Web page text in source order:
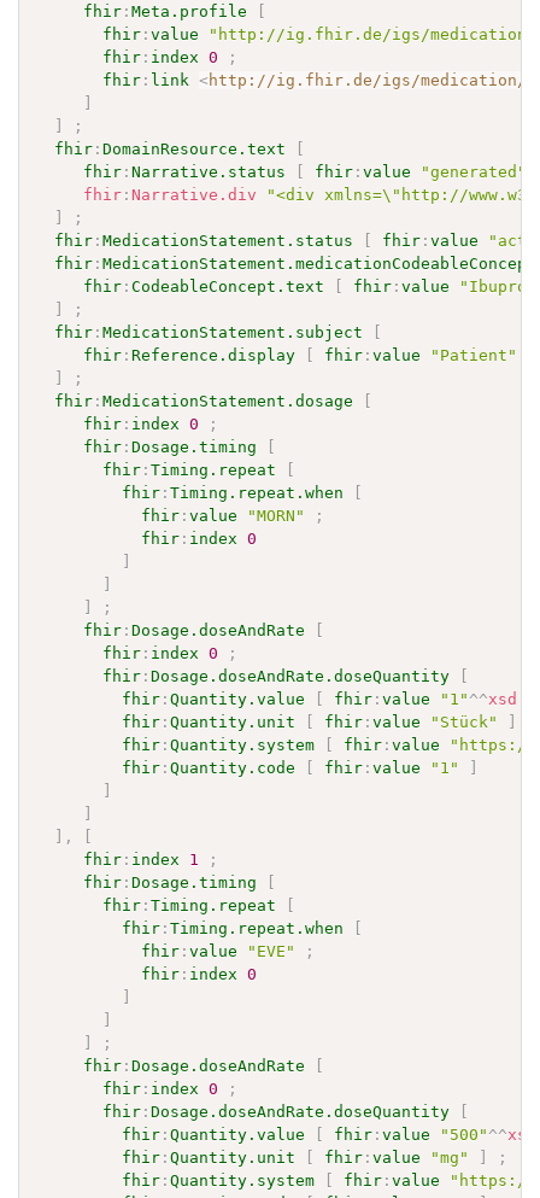
fhir :Meta.profile
[
fhir :value
"http://ig.fhir.de/igs/medication/
fhir : index 0
;
fhir : link <http://ig.fhir.de/igs/medication/
]
]
;
fhir :DomainResource.text
[
fhir :Narrative.status [ fhir :value "generated"
fhir : Narrative.div
"<div xmlns=\"http://
]
;
fhir :MedicationStatement.status [ fhir :value
fhir :MedicationStatement.medicationCodeableConcept
fhir :CodeableConcept.text [ fhir :value
]
;
fhir :MedicationStatement.subject
[
fhir : Reference.display [ fhir :value "Patient"
]
;
fhir :MedicationStatement.dosage
[
fhir : index 0
;
fhir :Dosage.timing
[
fhir :Timing.repeat
[
fhir :Timing.repeat.when
[
fhir :value "MORN"
;
fhir : index
0
]
]
]
;
fhir :Dosage.doseAndRate
[
fhir : index 0
;
fhir :Dosage.doseAndRate.doseQuantity
[
fhir :Quantity.value [ fhir :value "1" ^^xsd
fhir :Quantity.unit [ fhir :value "Stück" ]
fhir :Quantity.system [ fhir :value
"https://
fhir :Quantity.code [ fhir :value "1"
]
]
]
] ,
[
fhir : index 1
;
fhir :Dosage.timing
[
fhir :Timing.repeat
[
fhir :Timing.repeat.when
[
fhir :value "EVE"
;
fhir : index
0
]
]
]
;
fhir :Dosage.doseAndRate
[
fhir : index 0
;
fhir :Dosage.doseAndRate.doseQuantity
[
fhir :Quantity.value [ fhir :value "500" ^^xsd
fhir :Quantity.unit [ fhir :value "mg" ]
;
fhir :Quantity.system [ fhir :value
"https://